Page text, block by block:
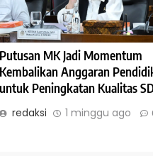
Putusan MK Jadi Momentum
Kembalikan Anggaran
untuk Peningkatan Kualitas
redaksi 1 minggu ago